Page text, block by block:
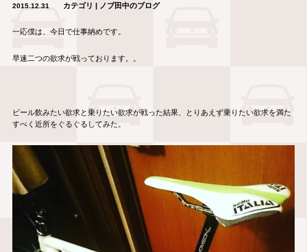
2015.12.31 カテゴリ | ノブ田中のブログ
一応僕は、今日で仕事納めです。
早速二つの欲求が戦っております。。
ビール飲みたい欲求と乗りたい欲求が戦った結果、とりあえず乗りたい欲求を満た
すべく近所をぐるぐるしてみた。